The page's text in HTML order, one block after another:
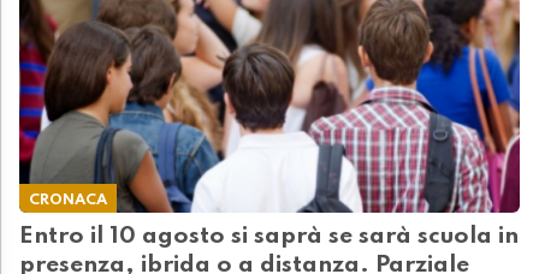
CRONACA
Entro il 10 agosto si saprà se sarà scuola in
presenza, ibrida o a distanza. Parziale